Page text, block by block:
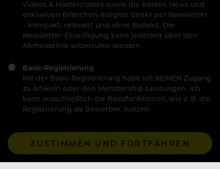
Videos & Masterclasses sowie die besten News und
exklusiven Branchen-Insights direkt per Newsletter
– kompakt, relevant und ohne Bullshit. Die
Newsletter-Einwilligung kann jederzeit über den
Abmeldelink widerrufen werden.
Basic-Registrierung
Mit der Basic-Registrierung habe ich KEINEN Zugang
zu Artikeln oder den Membership-Leistungen. Ich
kann ausschließlich die Basisfunktionen, wie z. B. die
Registrierung als Bewerber, nutzen.
ZUSTIMMEN UND FORTFAHREN